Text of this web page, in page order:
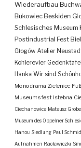
Wiederaufbau
Bukowiec Beskiden
Schlesisches
Postindustrial Fest
Głogów Atelier
Kohlerevier Gedenktafel
Hanka Wir sind
Monodrama Zieleniec
Museumsfest Istebna
Ciechanowice Mateusz
Museum des Oppelner
Hanou Siedlung Paul
Aufnahmen Racławiczki